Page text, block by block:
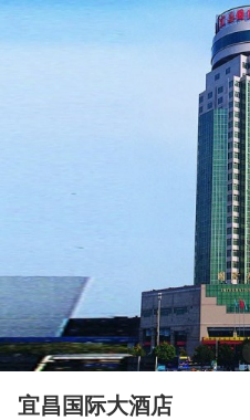
宜昌国际大酒店